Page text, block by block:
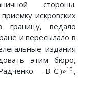
стороны.
искровских
границу, ведало
и пересылало в
издания
этим бюро,
В. С.)»10 ,